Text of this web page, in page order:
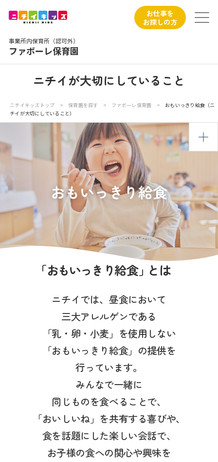
事業所内保育所（認可外）
ファボーレ保育園
お仕事を
お探しの方
ニチイが大切にしていること
お食事
写真販売サービス
各種書類
お仕事をお探しの方
よくあるご質問
保育園に関するお問い合わせ
プライバシーポリシー サイトのご利用について
サイトマップ ニチイ学館オフィシャルサイト
ニチイが大切にしていること
ニチイキッズトップ > 保育園を探す > ファボーレ保育園 >
おもいっきり給食（ニ
チイが大切にしていること）
おもいっきり給食
「おもいっきり給食」とは
ニチイでは、昼食において
三大アレルゲンである
「乳・卵・小麦」を使用しない
「おもいっきり給食」の提供を
行っています。
みんなで一緒に
同じものを食べることで、
「おいしいね」を共有する喜びや、
食を話題にした楽しい会話で、
お子様の食への関心や興味を